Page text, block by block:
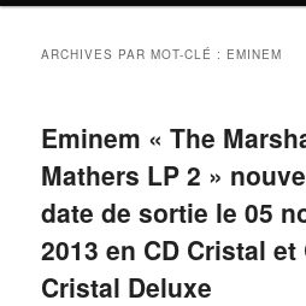
ARCHIVES PAR MOT-CLÉ : EMINEM
Eminem « The
Mathers LP 2 »
date de sortie le 05
2013 en CD Cristal et
Cristal Deluxe